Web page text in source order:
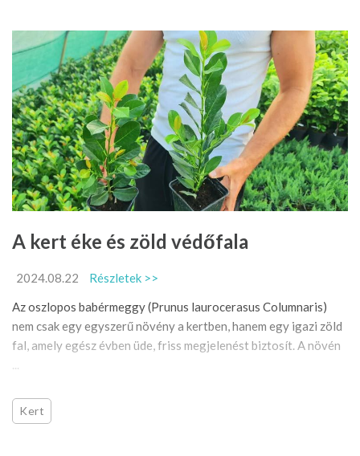
A kert éke és zöld védőfala
2024.08.22
Részletek >>
Az oszlopos babérmeggy (Prunus laurocerasus Columnaris)
nem csak egy egyszerű növény a kertben, hanem egy igazi zöld
fal, amely egész évben üde, friss megjelenést biztosít. A növén
...
Kert